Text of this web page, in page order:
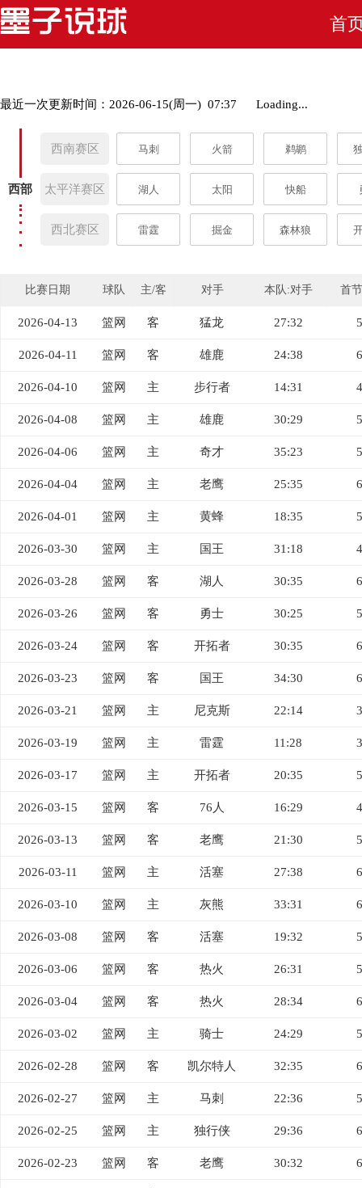
首
最近一次更新时间：2026-06-15(周一) 07:37 Loading...
西部
西南赛区 马刺 火箭 鹈鹕
太平洋赛区 湖人 太阳 快船
西北赛区 雷霆 掘金 森林狼
比赛日期 球队 主/客 对手 本队:对手 首
2026-04-13 篮网 客 猛龙 27:32
2026-04-11 篮网 客 雄鹿 24:38
2026-04-10 篮网 主 步行者 14:31
2026-04-08 篮网 主 雄鹿 30:29
2026-04-06 篮网 主 奇才 35:23
2026-04-04 篮网 主 老鹰 25:35
2026-04-01 篮网 主 黄蜂 18:35
2026-03-30 篮网 主 国王 31:18
2026-03-28 篮网 客 湖人 30:35
2026-03-26 篮网 客 勇士 30:25
2026-03-24 篮网 客 开拓者 30:35
2026-03-23 篮网 客 国王 34:30
2026-03-21 篮网 主 尼克斯 22:14
2026-03-19 篮网 主 雷霆 11:28
2026-03-17 篮网 主 开拓者 20:35
2026-03-15 篮网 客 76人 16:29
2026-03-13 篮网 客 老鹰 21:30
2026-03-11 篮网 主 活塞 27:38
2026-03-10 篮网 主 灰熊 33:31
2026-03-08 篮网 客 活塞 19:32
2026-03-06 篮网 客 热火 26:31
2026-03-04 篮网 客 热火 28:34
2026-03-02 篮网 主 骑士 24:29
2026-02-28 篮网 客 凯尔特人 32:35
2026-02-27 篮网 主 马刺 22:36
2026-02-25 篮网 主 独行侠 29:36
2026-02-23 篮网 客 老鹰 30:32